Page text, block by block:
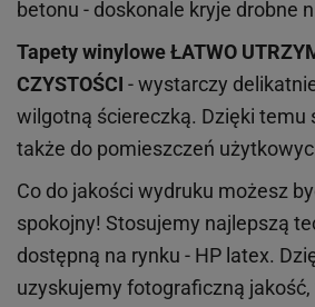
betonu - doskonale kryje drobne
Tapety winyloweŁATWO
CZYSTOŚCI - wystarczy
wilgotną ściereczką. Dzięki temu
także do pomieszczeń
Co do jakości wydruku możesz
spokojny! Stosujemy najlepszą
dostępną na rynku - HP latex.
uzyskujemy fotograficzną